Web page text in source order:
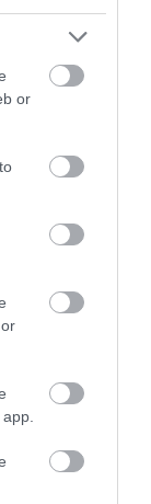
or
KÉSZÜL,
ügye
LEHET, MIRE
ügye